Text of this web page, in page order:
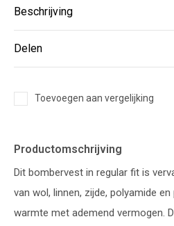
Beschrijving
Delen
Toevoegen aan vergelijking
Productomschrijving
Dit bombervest in regular fit is
van wol, linnen, zijde, polyamide
warmte met ademend vermogen.